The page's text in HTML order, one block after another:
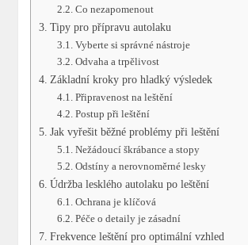
Co nezapomenout
Tipy pro přípravu autolaku
Vyberte si správné nástroje
Odvaha a trpělivost
Základní kroky pro hladký výsledek
Připravenost na leštění
Postup při leštění
Jak vyřešit běžné problémy při leštění
Nežádoucí škrábance a stopy
Odstíny a nerovnoměrné lesky
Údržba lesklého autolaku po leštění
Ochrana je klíčová
Péče o detaily je zásadní
Frekvence leštění pro optimální vzhled